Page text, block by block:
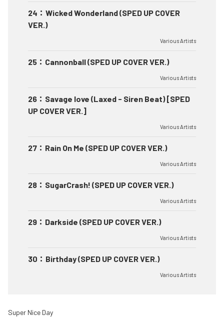
24 ： Wicked Wonderland (SPED UP COVER
VER.)
Various Artists
25 ： Cannonball (SPED UP COVER VER.)
Various Artists
26 ： Savage love (Laxed - Siren Beat) [SPED
UP COVER VER.]
Various Artists
27 ： Rain On Me (SPED UP COVER VER.)
Various Artists
28 ： SugarCrash! (SPED UP COVER VER.)
Various Artists
29 ： Darkside (SPED UP COVER VER.)
Various Artists
30 ： Birthday (SPED UP COVER VER.)
Various Artists
Super Nice Day